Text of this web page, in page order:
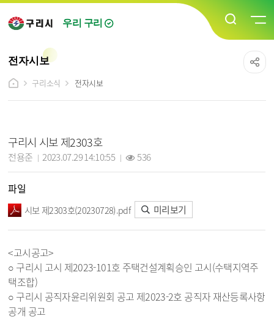
우리 구리
전자시보
구리소식
전자시보
구리시 시보 제2303호
전용준 2023.07.29 14:10:55 536
파일
시보 제2303호(20230728).pdf 미리보기
<고시공고>
○ 구리시 고시 제2023-101호 주택건설계획승인 고시(수택지역주
택조합)
○ 구리시 공직자윤리위원회 공고 제2023-2호 공직자 재산등록사항
공개 공고